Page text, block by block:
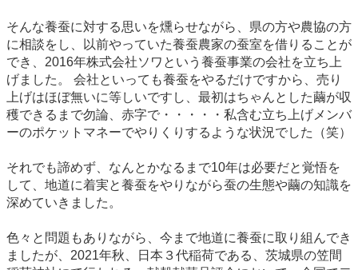
そんな養蚕に対する思いを燻らせながら、県の方や農協の方
に相談をし、以前やっていた養蚕農家の蚕室を借りることが
でき、2016年株式会社ソワという養蚕事業の会社を立ち上
げました。 会社といっても養蚕をやるだけですから、売り
上げはほぼ無いに等しいですし、最初はちゃんとした繭が収
穫できるまで勿論、赤字で・・・・・私含む立ち上げメンバ
ーのポケットマネーでやりくりするような状況でした（笑）
それでも諦めず、なんとかなるまで10年は必要だと覚悟を
して、地道に着実と養蚕をやりながら蚕の生態や繭の知識を
深めていきました。
色々と問題もありながら、今まで地道に養蚕に取り組んでき
ましたが、2021年秋、日本３代稲荷である、茨城県の笠間